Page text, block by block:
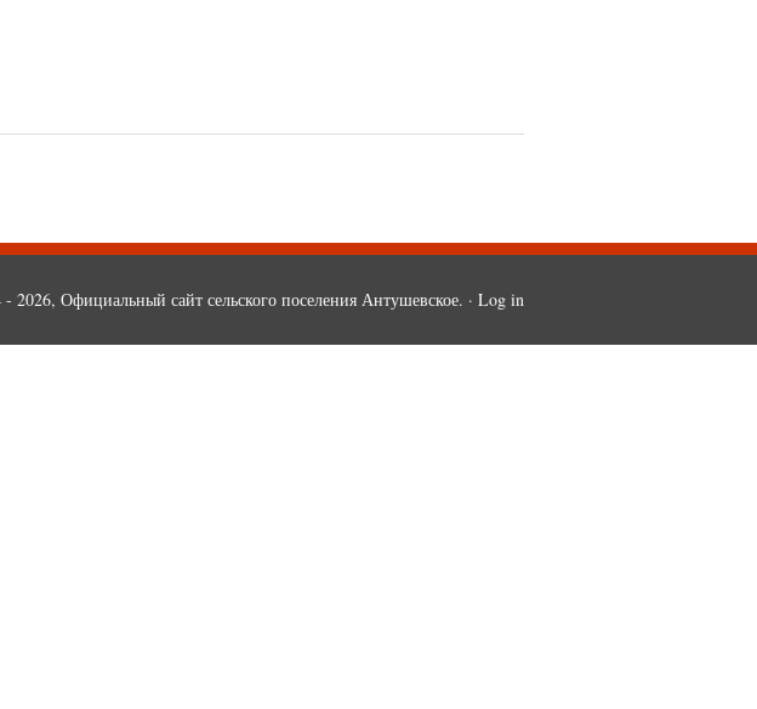
2026, Официальный сайт сельского поселения Антушевское. · Log in